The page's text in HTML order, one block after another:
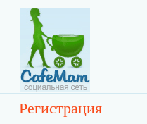
Регистрация